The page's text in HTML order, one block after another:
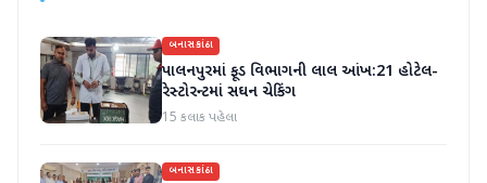
બનાસકાંઠા
પાલનપુરમાં ફૂડ વિભાગની લાલ આંખ:21 હોટેલ-
રેસ્ટોરન્ટમાં સઘન ચેકિંગ
15 કલાક પહેલા
બનાસકાંઠા